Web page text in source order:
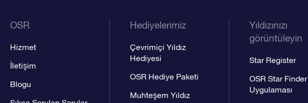
OSR
Hizmet
İletişim
Blogu
Hediyelerimiz
Çevrimiçi Yıldız
Hediyesi
OSR Hediye Paketi
Muhteşem Yıldız
Yıldızınızı
görüntüleyin
Star Register
OSR Star Finder
Uygulaması